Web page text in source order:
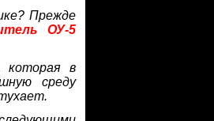
Прежде
ОУ-5
которая в
среду